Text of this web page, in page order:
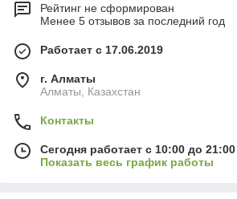
Рейтинг не сформирован
Менее 5 отзывов за последний год
Работает с 17.06.2019
г. Алматы
Алматы, Казахстан
Контакты
Сегодня работает с 10:00 до 21:00
Показать весь график работы